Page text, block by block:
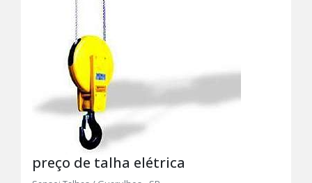
preço de talha elétrica